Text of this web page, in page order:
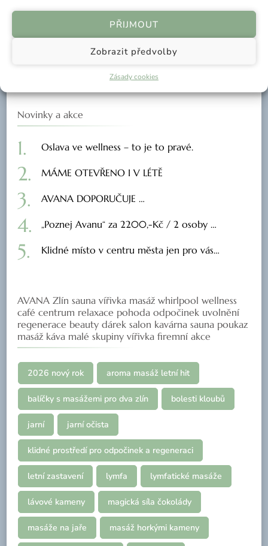
PŘIJMOUT
Zobrazit předvolby
Zásady cookies
Novinky a akce
Oslava ve wellness – to je to pravé.
MÁME OTEVŘENO I V LÉTĚ
AVANA DOPORUČUJE …
„Poznej Avanu“ za 2200,-Kč / 2 osoby …
Klidné místo v centru města jen pro vás…
AVANA Zlín sauna vířivka masáž whirlpool wellness
café centrum relaxace pohoda odpočinek uvolnění
regenerace beauty dárek salon kavárna sauna poukaz
masáž káva malé skupiny vířivka firemní akce
2026 nový rok aroma masáž letní hit
balíčky s masážemi pro dva zlín bolesti kloubů
jarní jarní očista
klidné prostředí pro odpočinek a regeneraci
letní zastavení lymfa lymfatické masáže
lávové kameny magická síla čokolády
masáže na jaře masáž horkými kameny